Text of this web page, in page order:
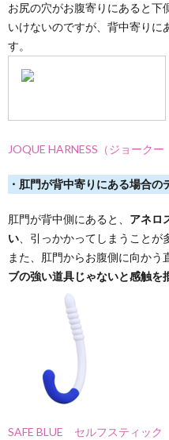
お尻の穴がお腹寄りにあると下
いけないのですが、背中寄りに
す。
JOQUE HARNESS（ジョーク
・肛門が背中寄りにある場合の
肛門が背中側にあると、 アネロ
い 、引っかかってしまうことが
また、肛門からお腹側に向かう
ブの強い道具じゃないと感触を
SAFE BLUE セルフスティック